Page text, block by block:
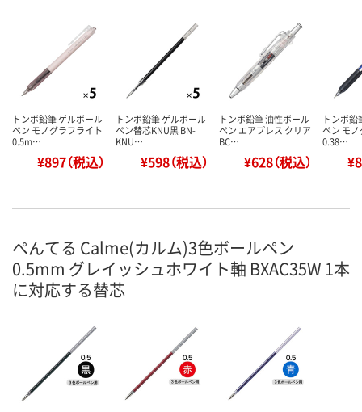
トンボ鉛筆 ゲルボール
ペン モノグラフライト
0.5m…
¥897（税込）
トンボ鉛筆 ゲルボール
ペン替芯KNU黒 BN-
KNU…
¥598（税込）
トンボ鉛筆 油性ボール
ペン エアプレス クリア
BC…
¥628（税込）
トンボ鉛
ペン モ
0.38…
ぺんてる Calme(カルム)3色ボールペン
0.5mm グレイッシュホワイト軸 BXAC35W 1本
に対応する替芯